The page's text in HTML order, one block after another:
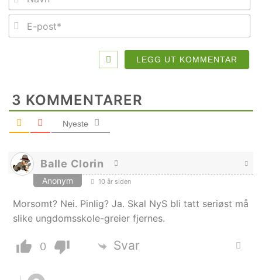
E-
3 KOMMENTARER
Nyeste
Balle Clorin
Anonym 10 år siden
Morsomt? Nei. Pinlig? Ja. Skal NyS bli tatt seriøst må
slike ungdomsskole-greier fjernes.
0 Svar